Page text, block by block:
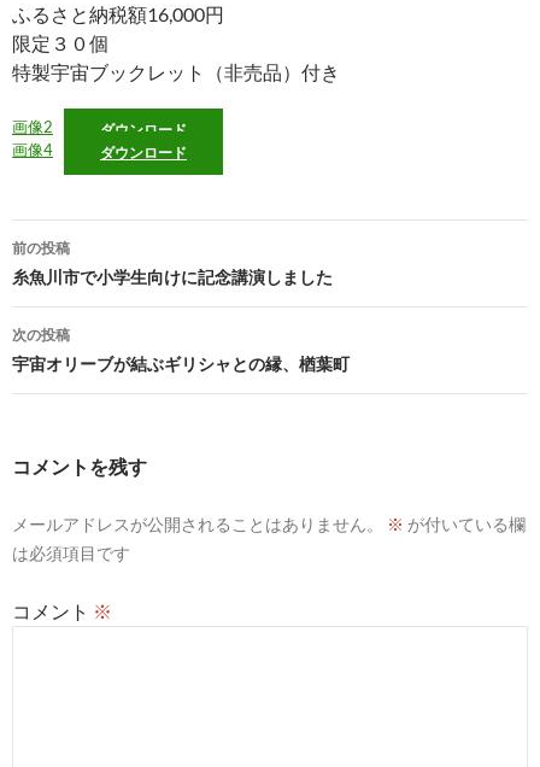
ふるさと納税額16,000円
限定３０個
特製宇宙ブックレット（非売品）付き
画像2 ダウンロード
画像4 ダウンロード
投
稿
ナ
ビ
ゲ
ョ
前の投稿
糸魚川市で小学生向けに記念講演しました
次の投稿
宇宙オリーブが結ぶギリシャとの縁、楢葉町
コメントを残す
メールアドレスが公開されることはありません。 ※ が付いている欄
は必須項目です
コメント ※